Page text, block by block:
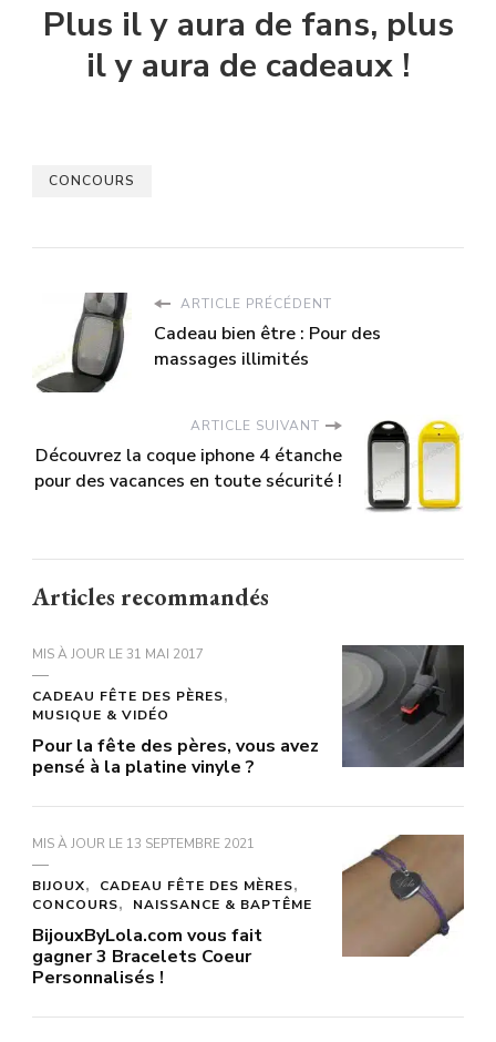
Plus il y aura de fans, plus
il y aura de cadeaux !
CONCOURS
ARTICLE PRÉCÉDENT
Cadeau bien être : Pour des
massages illimités
ARTICLE SUIVANT
Découvrez la coque iphone 4 étanche
pour des vacances en toute sécurité !
Articles recommandés
MIS À JOUR LE 31 MAI 2017
CADEAU FÊTE DES PÈRES
MUSIQUE & VIDÉO
Pour la fête des pères, vous avez
pensé à la platine vinyle ?
MIS À JOUR LE 13 SEPTEMBRE 2021
BIJOUX
CADEAU FÊTE DES MÈRES
CONCOURS
NAISSANCE & BAPTÊME
BijouxByLola.com vous fait
gagner 3 Bracelets Coeur
Personnalisés !